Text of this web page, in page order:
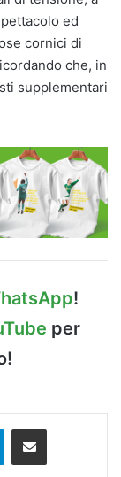
ed
cornici di
che, in
supplementari
!
per
TelegramCondividi via Email